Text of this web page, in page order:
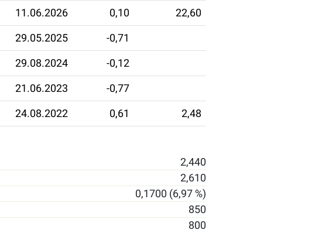
11.06.2026 0,10 22,60
29.05.2025 -0,71
29.08.2024 -0,12
21.06.2023 -0,77
24.08.2022 0,61 2,48
2,440
2,610
0,1700 (6,97 %)
850
800